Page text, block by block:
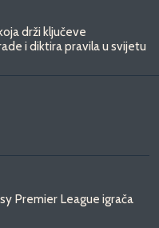
drži ključeve
i diktira pravila u svijetu
Premier League igrača